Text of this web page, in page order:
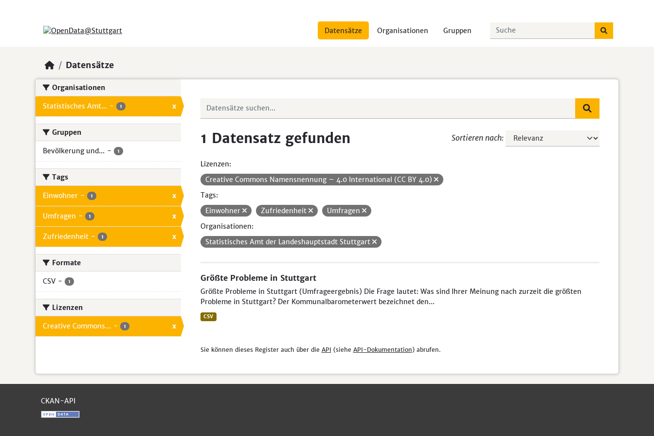
Datensätze Organisationen Gruppen
Datensätze
Organisationen
Statistisches Amt... - 1 x
Gruppen
Bevölkerung und... - 1
Tags
Einwohner - 1 x
Umfragen - 1 x
Zufriedenheit - 1 x
Formate
CSV - 1
Lizenzen
Creative Commons... - 1 x
Sortieren nach
1 Datensatz gefunden
Lizenzen:
Creative Commons Namensnennung – 4.0 International (CC BY 4.0)
Tags:
Einwohner
Zufriedenheit
Umfragen
Organisationen:
Statistisches Amt der Landeshauptstadt Stuttgart
Größte Probleme in Stuttgart
Größte Probleme in Stuttgart (Umfrageergebnis) Die Frage lautet: Was sind Ihrer Meinung nach zurzeit die größten
Probleme in Stuttgart? Der Kommunalbarometerwert bezeichnet den...
CSV
Sie können dieses Register auch über die API (siehe API-Dokumentation) abrufen.
CKAN-API